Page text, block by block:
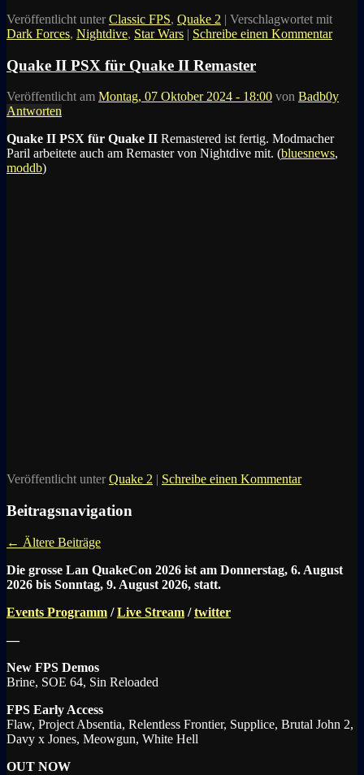
Veröffentlicht unter Classic FPS, Quake 2 | Verschlagwortet mit
Dark Forces, Nightdive, Star Wars | Schreibe einen Kommentar
Quake II PSX für Quake II Remaster
Veröffentlicht am Montag, 07 Oktober 2024 - 18:00 von Badb0y
Antworten
Quake II PSX für Quake II Remastered ist fertig. Modmacher
Paril arbeitete auch am Remaster von Nightdive mit. (bluesnews,
moddb)
Veröffentlicht unter Quake 2 Schreibe einen Kommentar
Beitragsnavigation
← Ältere Beiträge
Die grosse Lan QuakeCon 2026 ist am Donnerstag, 6. August
2026 bis Sonntag, 9. August 2026, statt.
Events Programm /Live Stream /twitter
—
New FPS Demos
Brine, SOE 64, Sin Reloaded
FPS Early Access
Flaw, Project Absentia, Relentless Frontier, Supplice, Brutal John 2,
Davy x Jones, Meowgun, White Hell
OUT NOW